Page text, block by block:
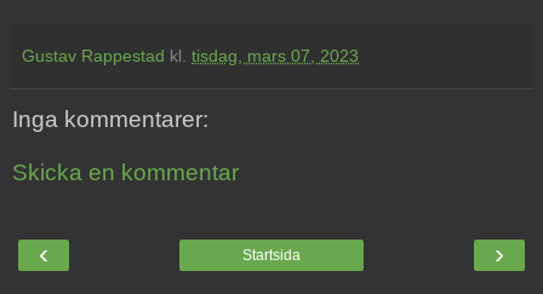
Gustav Rappestad kl. tisdag, mars 07, 2023
Inga kommentarer:
Skicka en kommentar
‹ ›
Startsida